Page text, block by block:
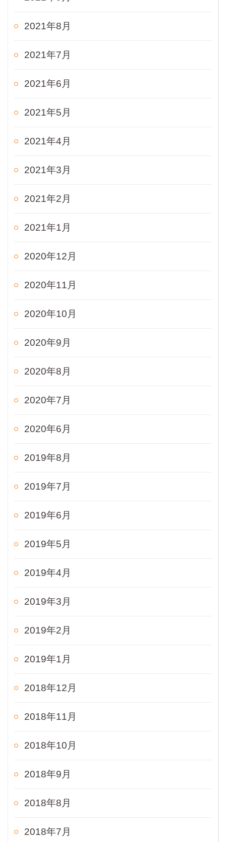
2021年8月
2021年7月
2021年6月
2021年5月
2021年4月
2021年3月
2021年2月
2021年1月
2020年12月
2020年11月
2020年10月
2020年9月
2020年8月
2020年7月
2020年6月
2019年8月
2019年7月
2019年6月
2019年5月
2019年4月
2019年3月
2019年2月
2019年1月
2018年12月
2018年11月
2018年10月
2018年9月
2018年8月
2018年7月